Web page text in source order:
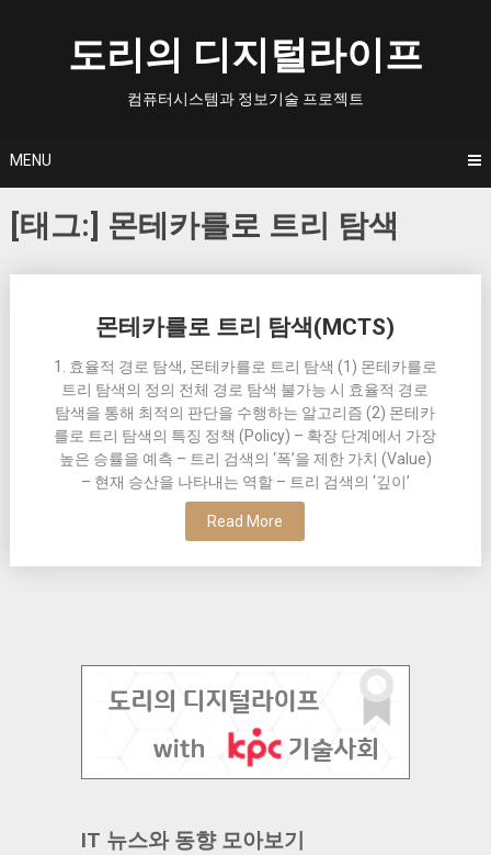
도리의 디지털라이프
컴퓨터시스템과 정보기술 프로젝트
MENU
[태그:] 몬테카를로 트리 탐색
몬테카를로 트리 탐색(MCTS)
1. 효율적 경로 탐색, 몬테카를로 트리 탐색 (1) 몬테카를로
트리 탐색의 정의 전체 경로 탐색 불가능 시 효율적 경로
탐색을 통해 최적의 판단을 수행하는 알고리즘 (2) 몬테카
를로 트리 탐색의 특징 정책 (Policy) – 확장 단계에서 가장
높은 승률을 예측 – 트리 검색의 ‘폭’을 제한 가치 (Value)
– 현재 승산을 나타내는 역할 – 트리 검색의 ‘깊이’
Read More
navigation
IT 뉴스와 동향 모아보기